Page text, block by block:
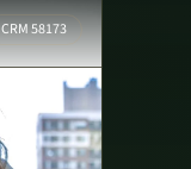
CRM 58173